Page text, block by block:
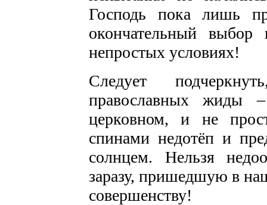
Господь пока лишь
окончательный
непростых условиях!
Следует
православных жиды
церковном, и не
спинами недотёп и
солнцем. Нельзя
заразу, пришедшую в
совершенству!